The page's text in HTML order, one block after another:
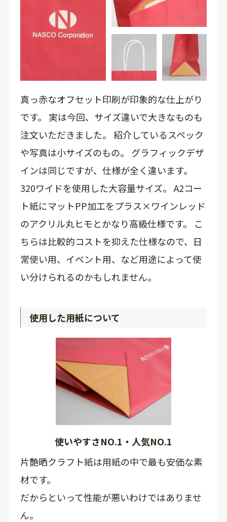
真っ赤なオフセット印刷が印象的な仕上がり
です。 実は今回、サイズ違いで大きなものも
注文いただきました。 紹介しているスペック
や写真は小サイズのもの。 グラフィックデザ
インは同じですが、仕様が全く違います。
320ワイドを使用した大容量サイズ。 A2コー
ト紙にマットPP加工をプラス×ワインレッド
のアクリル丸ヒモとかなり高級仕様です。 こ
ちらは比較的コストを抑えた仕様なので、日
常使い用、イベント用、など用途によって使
い分けられるのかもしれません。
使用した用紙について
使いやすさNO.1・人気NO.1
片艶晒クラフト紙は用紙の中で最も安価な素
材です。
だからといって性能が悪いわけではありませ
ん。